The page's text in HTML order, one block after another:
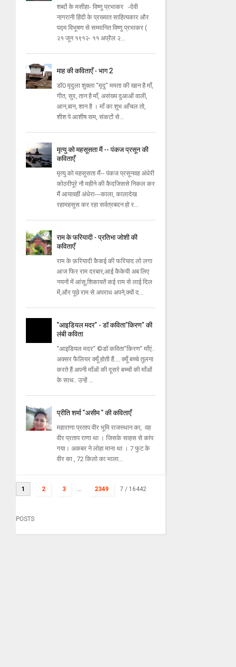
शब्दों के मसीहा- विष्णु प्रभाकर -देवी
नागरानी हिंदी के प्रख्यात साहित्यकार और
पद्म विभूषण से सम्मानित विष्णु प्रभाकर (
२१ जून १९१२- ११ अप्रैल २...
माह की कविताएँ - भाग 2
डॉ0 मृदुला शुक्ला "मृदु" ममता की खान है माँ,
गीत, सुर, तान है माँ, असंख्य दुआओं वाली,
आन,बान, शान है । माँ का शुभ आँचल तो,
शीश पे आशीष सम, संकटों से...
मृत्यु को महसूसता मैं -- पंकज प्रसून की
कविताएँ
मृत्यु को महसूसता मैं-- पंकज प्रसूनवह अंधेरी
कोठरीपूरे नौ महीने की कैदजिससे निकल कर
मैं आयावहीं अंधेरा---काला, कालादेख
रहामहसूस कर रहा सर्वत्रबदन हो र...
राम के फरियादी - प्रतिभा जोशी की
कविताएँ
राम के फ़रियादी कैकई की फरियाद लो लगा
आज फिर राम दरबार,आई कैकेयी अब लिए
नयनों में आंसू,शिकायतें कई राम से लाई दिल
में,और पूछे राम से अपराध अपने,क्यों द...
"आइडियल मदर" - डॉ कविता"किरण" की
लंबी कविता
"आइडियल मदर" ©डॉ कविता"किरण" माँएं..
अक्सर फैलियर क्यूँ होती हैं.... क्यूँ बच्चे तुलना
करते हैं अपनी माँओं की दूसरे बच्चों की माँओं
के साथ.. उन्हें ...
प्रीति शर्मा "असीम " की कविताएँ
महाराणा प्रताप वीर भूमि राजस्थान का, वह
वीर प्रताप राणा था । जिसके साहस से कांप
गया। अकबर ने लोहा माना था । 7 फुट के
वीर का , 72 किलो का भाला...
1 2 3 ... 2349 7 / 16442
POSTS